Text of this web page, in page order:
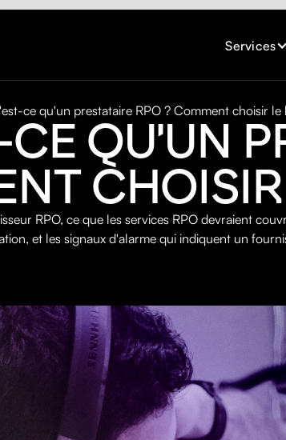
Services
ce qu'un prestataire RPO ? Comment choisir le
QU'UN
RPO, ce que les services RPO devraient
et les signaux d'alarme qui indiquent un